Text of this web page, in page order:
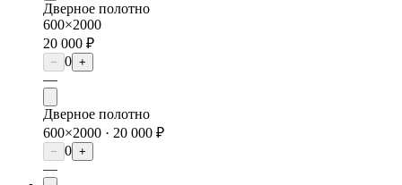
Дверное полотно
600×2000
20 000 ₽
− 0 +
—
Дверное полотно
600×2000 · 20 000 ₽
− 0 +
—